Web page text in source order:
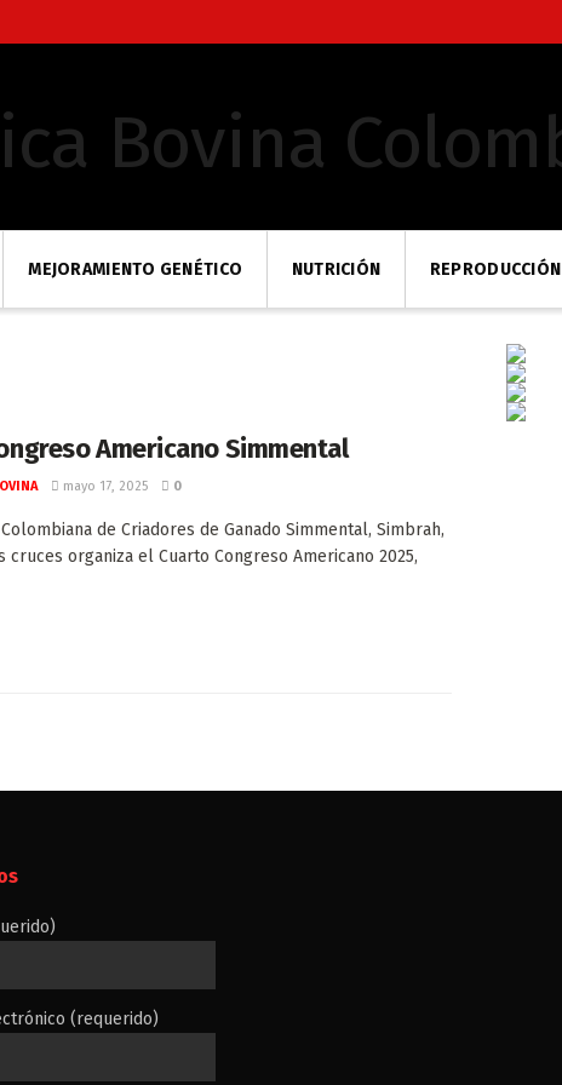
MEJORAMIENTO GENÉTICO NUTRICIÓN REPRODUCCIÓN
Americano Simmental
mayo 17, 2025 0
de Criadores de Ganado Simmental, Simbrah,
cruces organiza el Cuarto Congreso Americano 2025,
(requerido)